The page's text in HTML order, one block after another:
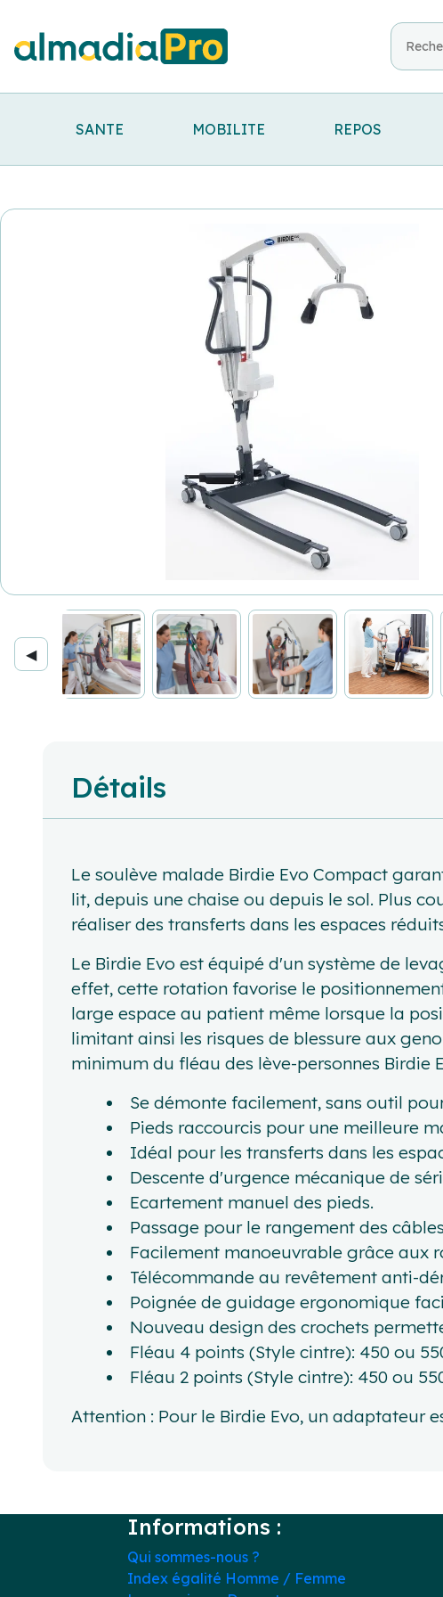
SANTE MOBILITE REPOS
◀
Détails
Le soulève malade Birdie Evo Compact
lit, depuis une chaise ou depuis le sol. Plus
réaliser des transferts dans les espaces
Le Birdie Evo est équipé d'un système de
effet, cette rotation favorise le
large espace au patient même lorsque la
limitant ainsi les risques de blessure aux
minimum du fléau des lève-personnes Birdie
Se démonte facilement, sans outil
Pieds raccourcis pour une meilleure
Idéal pour les transferts dans les
Descente d'urgence mécanique de
Ecartement manuel des pieds.
Passage pour le rangement des
Facilement manoeuvrable grâce aux
Télécommande au revêtement anti-
Poignée de guidage ergonomique
Nouveau design des crochets
Fléau 4 points (Style cintre): 450 ou
Fléau 2 points (Style cintre): 450 ou
Attention : Pour le Birdie Evo, un adaptateur
Informations :
Qui sommes-nous ?
Index égalité Homme / Femme